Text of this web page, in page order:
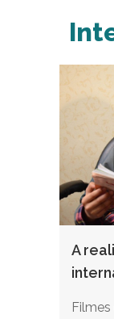
A
Filmes